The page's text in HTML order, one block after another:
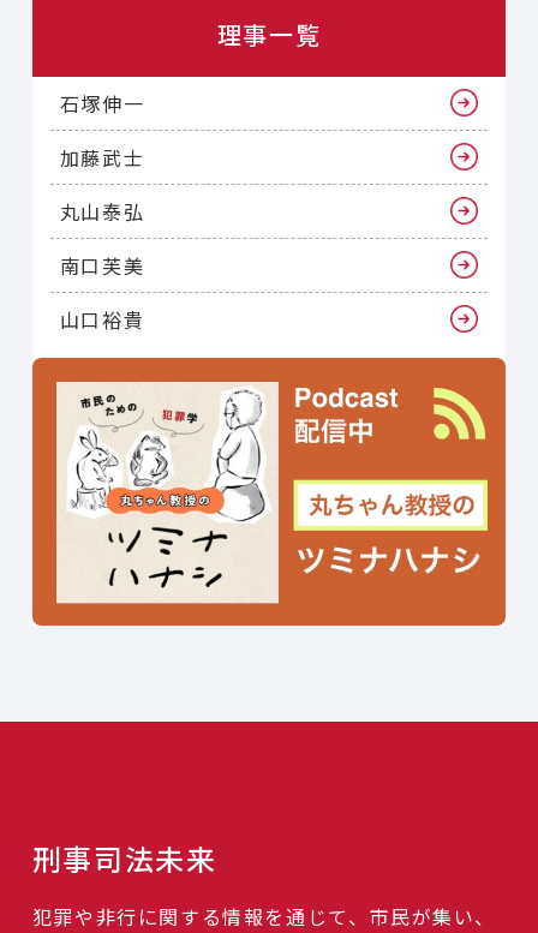
理事一覧
石塚伸一
加藤武士
丸山泰弘
南口芙美
山口裕貴
刑事司法未来
犯罪や非行に関する情報を通じて、市民が集い、